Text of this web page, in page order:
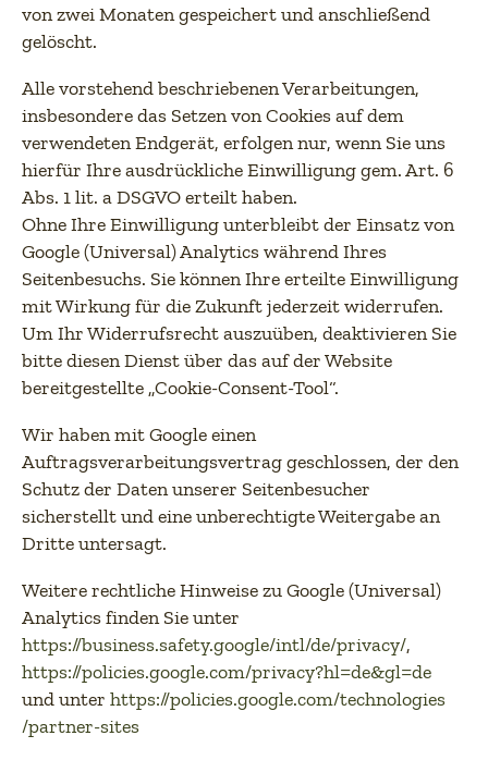
von zwei Monaten gespeichert und anschließend
gelöscht.
Alle vorstehend beschriebenen Verarbeitungen,
insbesondere das Setzen von Cookies auf dem
verwendeten Endgerät, erfolgen nur, wenn Sie uns
hierfür Ihre ausdrückliche Einwilligung gem. Art. 6
Abs. 1 lit. a DSGVO erteilt haben.
Ohne Ihre Einwilligung unterbleibt der Einsatz von
Google (Universal) Analytics während Ihres
Seitenbesuchs. Sie können Ihre erteilte Einwilligung
mit Wirkung für die Zukunft jederzeit widerrufen.
Um Ihr Widerrufsrecht auszuüben, deaktivieren Sie
bitte diesen Dienst über das auf der Website
bereitgestellte „Cookie-Consent-Tool“.
Wir haben mit Google einen
Auftragsverarbeitungsvertrag geschlossen, der den
Schutz der Daten unserer Seitenbesucher
sicherstellt und eine unberechtigte Weitergabe an
Dritte untersagt.
Weitere rechtliche Hinweise zu Google (Universal)
Analytics finden Sie unter
https://business.safety.google/intl/de/privacy/(öffnet in
,
https://policies.google.com/privacy?hl=de&gl=de
und unter https://policies.google.com/technologies
/partner-sites